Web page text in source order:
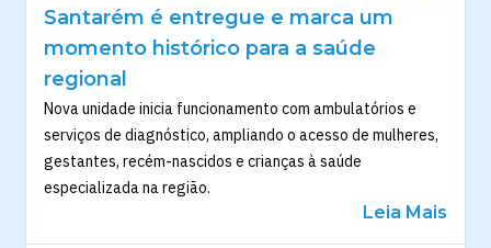
Santarém é entregue e marca um
momento histórico para a saúde
regional
Nova unidade inicia funcionamento com ambulatórios e
serviços de diagnóstico, ampliando o acesso de mulheres,
gestantes, recém-nascidos e crianças à saúde
especializada na região.
Leia Mais